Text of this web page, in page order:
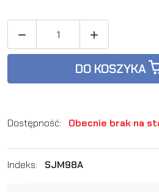
 
DO KOSZYKA
Dostępność: Obecnie brak na
Indeks: SJM98A